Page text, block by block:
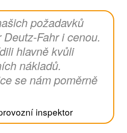
požadavků
Fahr i cenou.
hlavně kvůli
nákladů.
se nám poměrně
inspektor